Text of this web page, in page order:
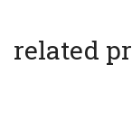
related